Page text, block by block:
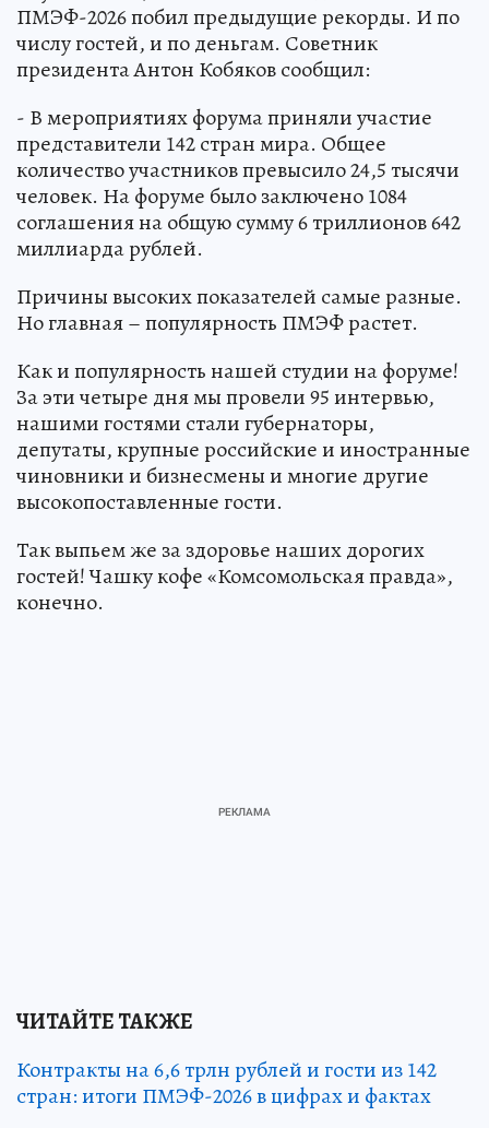
ПМЭФ-2026 побил предыдущие рекорды. И по
числу гостей, и по деньгам. Советник
президента Антон Кобяков сообщил:
- В мероприятиях форума приняли участие
представители 142 стран мира. Общее
количество участников превысило 24,5 тысячи
человек. На форуме было заключено 1084
соглашения на общую сумму 6 триллионов 642
миллиарда рублей.
Причины высоких показателей самые разные.
Но главная – популярность ПМЭФ растет.
Как и популярность нашей студии на форуме!
За эти четыре дня мы провели 95 интервью,
нашими гостями стали губернаторы,
депутаты, крупные российские и иностранные
чиновники и бизнесмены и многие другие
высокопоставленные гости.
Так выпьем же за здоровье наших дорогих
гостей! Чашку кофе «Комсомольская правда»,
конечно.
ЧИТАЙТЕ ТАКЖЕ
Контракты на 6,6 трлн рублей и гости из 142
стран: итоги ПМЭФ-2026 в цифрах и фактах